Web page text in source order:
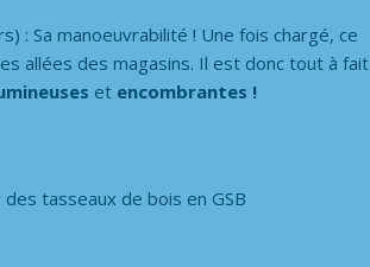
: Sa manoeuvrabilité ! Une fois chargé, ce
allées des magasins. Il est donc tout à fait
et encombrantes !
tasseaux de bois en GSB